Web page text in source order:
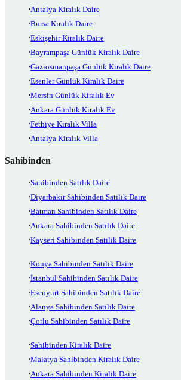
Antalya Kiralık Daire
Bursa Kiralık Daire
Eskişehir Kiralık Daire
Bayrampaşa Günlük Kiralık Daire
Gaziosmanpaşa Günlük Kiralık Daire
Esenler Günlük Kiralık Daire
Mersin Günlük Kiralık Ev
Ankara Günlük Kiralık Ev
Fethiye Kiralık Villa
Antalya Kiralık Villa
Sahibinden
Sahibinden Satılık Daire
Diyarbakır Sahibinden Satılık Daire
Batman Sahibinden Satılık Daire
Ankara Sahibinden Satılık Daire
Kayseri Sahibinden Satılık Daire
Konya Sahibinden Satılık Daire
İstanbul Sahibinden Satılık Daire
Esenyurt Sahibinden Satılık Daire
Alanya Sahibinden Satılık Daire
Çorlu Sahibinden Satılık Daire
Sahibinden Kiralık Daire
Malatya Sahibinden Kiralık Daire
Ankara Sahibinden Kiralık Daire